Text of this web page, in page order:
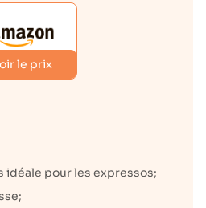
le prix
idéale pour les expressos;